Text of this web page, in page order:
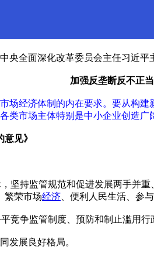
央全面深化改革委员会主任习近
加强反垄断反不正
场经济体制的内在要求。要从构
类市场主体特别是中小企业创造广
见》
坚持监管规范和促进发展两手并
繁荣市场经济 、便利人民生活、参
竞争监管制度、预防和制止滥用行
发展良好格局。